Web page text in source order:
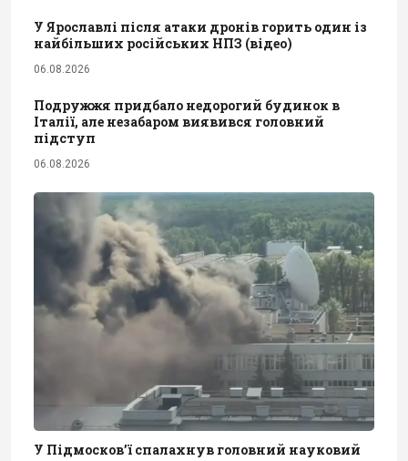
У Ярославлі після атаки дронів горить один із
найбільших російських НПЗ (відео)
06.08.2026
Подружжя придбало недорогий будинок в
Італії, але незабаром виявився головний
підступ
06.08.2026
У Підмосков’ї спалахнув головний науковий